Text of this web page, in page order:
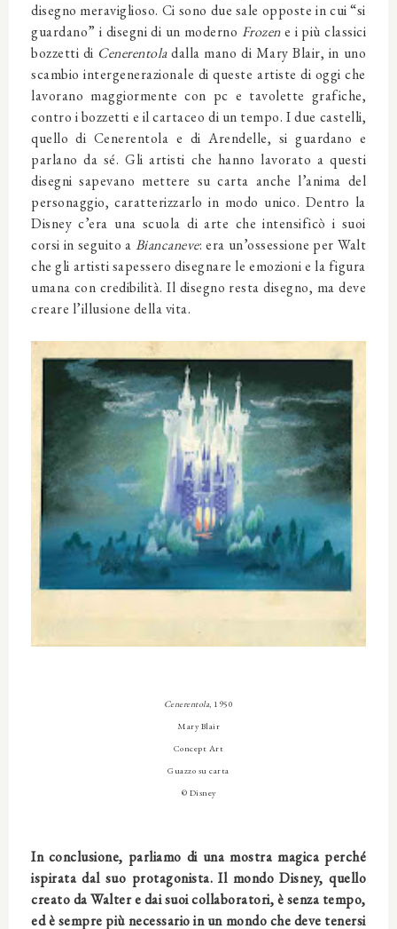
disegno meraviglioso. Ci sono due sale opposte in cui “si
guardano” i disegni di un moderno Frozene i più classici
bozzetti di Cenerentoladalla mano di Mary Blair, in uno
scambio intergenerazionale di queste artiste di oggi che
lavorano maggiormente con pc e tavolette grafiche,
contro i bozzetti e il cartaceo di un tempo. I due castelli,
quello di Cenerentola e di Arendelle, si guardano e
parlano da sé. Gli artisti che hanno lavorato a questi
disegni sapevano mettere su carta anche l’anima del
personaggio, caratterizzarlo in modo unico. Dentro la
Disney c’era una scuola di arte che intensificò i suoi
corsi in seguito a Biancaneve: era un’ossessione per Walt
che gli artisti sapessero disegnare le emozioni e la figura
umana con credibilità. Il disegno resta disegno, ma deve
creare l’illusione della vita.
Cenerentola, 1950
Mary Blair
Concept Art
Guazzo su carta
© Disney
In conclusione, parliamo di una mostra magica perché
ispirata dal suo protagonista. Il mondo Disney, quello
creato da Walter e dai suoi collaboratori, è senza tempo,
ed è sempre più necessario in un mondo che deve tenersi